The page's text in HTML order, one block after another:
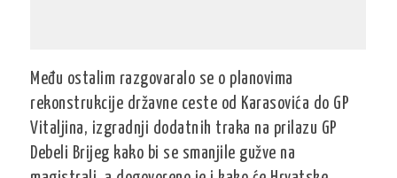
Među ostalim razgovaralo se o planovima
rekonstrukcije državne ceste od Karasovića do GP
Vitaljina, izgradnji dodatnih traka na prilazu GP
Debeli Brijeg kako bi se smanjile gužve na